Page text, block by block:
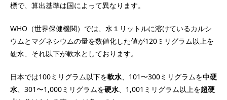
標で、算出基準は国によって異なります。
WHO（世界保健機関）では、水１リットルに溶けているカルシ
ウムとマグネシウムの量を数値化した値が120ミリグラム以上を
硬水、それ以下が軟水としております。
日本では100ミリグラム以下を軟水、101〜300ミリグラムを中硬
水、301〜1,000ミリグラムを硬水、1,001ミリグラム以上を超硬